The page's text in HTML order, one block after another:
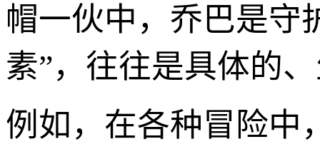
帽一伙中，乔巴是守
素”，往往是具体的
例如，在各种冒险中